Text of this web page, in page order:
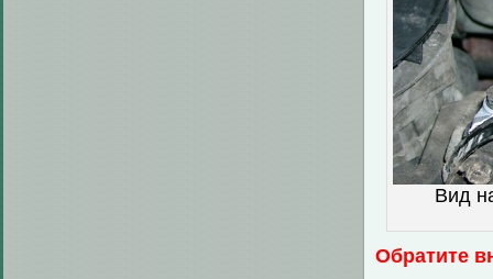
Вид
Обратите